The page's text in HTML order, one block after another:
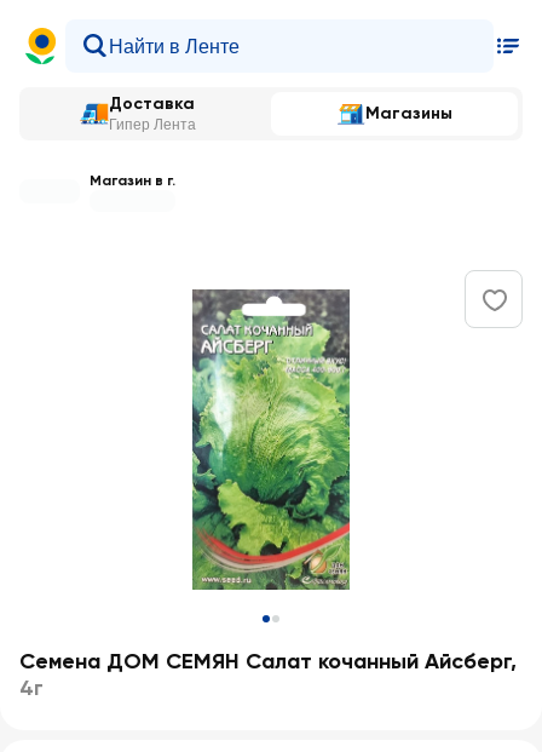
Доставка
Гипер Лента
Магазины
Магазин в г.
Семена ДОМ СЕМЯН Салат кочанный Айсберг,
4г